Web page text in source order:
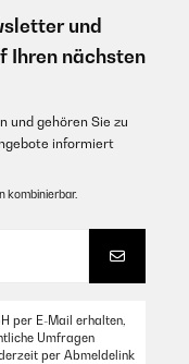
und
Ihren nächsten
und gehören Sie zu
informiert
kombinierbar.
per E-Mail erhalten,
Umfragen
per Abmeldelink